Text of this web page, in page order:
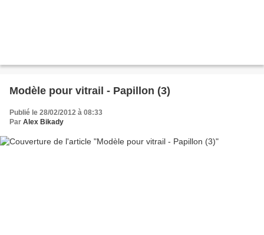
Modèle pour vitrail - Papillon (3)
Publié le 28/02/2012 à 08:33
Par Alex Bikady